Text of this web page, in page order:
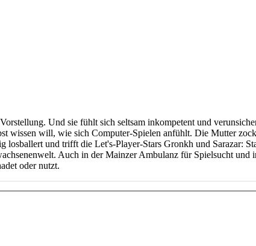
Und sie fühlt sich seltsam inkompetent und
wissen will, wie sich Computer-Spielen anfühlt. Die Mutter
und trifft die Let's-Player-Stars Gronkh und Sarazar:
Auch in der Mainzer Ambulanz für Spielsucht
oder nutzt.